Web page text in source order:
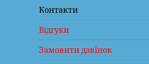
Контакти
Відгуки
Замовити дзвінок